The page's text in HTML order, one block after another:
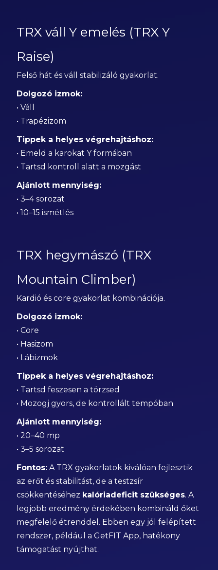
TRX váll Y emelés (TRX Y
Raise)
Felső hát és váll stabilizáló gyakorlat.
Dolgozó izmok:
• Váll
• Trapézizom
Tippek a helyes végrehajtáshoz:
• Emeld a karokat Y formában
• Tartsd kontroll alatt a mozgást
Ajánlott mennyiség:
• 3–4 sorozat
• 10–15 ismétlés
TRX hegymászó (TRX
Mountain Climber)
Kardió és core gyakorlat kombinációja.
Dolgozó izmok:
• Core
• Hasizom
• Lábizmok
Tippek a helyes végrehajtáshoz:
• Tartsd feszesen a törzsed
• Mozogj gyors, de kontrollált tempóban
Ajánlott mennyiség:
• 20–40 mp
• 3–5 sorozat
Fontos:A TRX gyakorlatok kiválóan fejlesztik
az erőt és stabilitást, de a testzsír
csökkentéséhez kalóriadeficit szükséges. A
legjobb eredmény érdekében kombináld őket
megfelelő étrenddel. Ebben egy jól felépített
rendszer, például a GetFIT App, hatékony
támogatást nyújthat.